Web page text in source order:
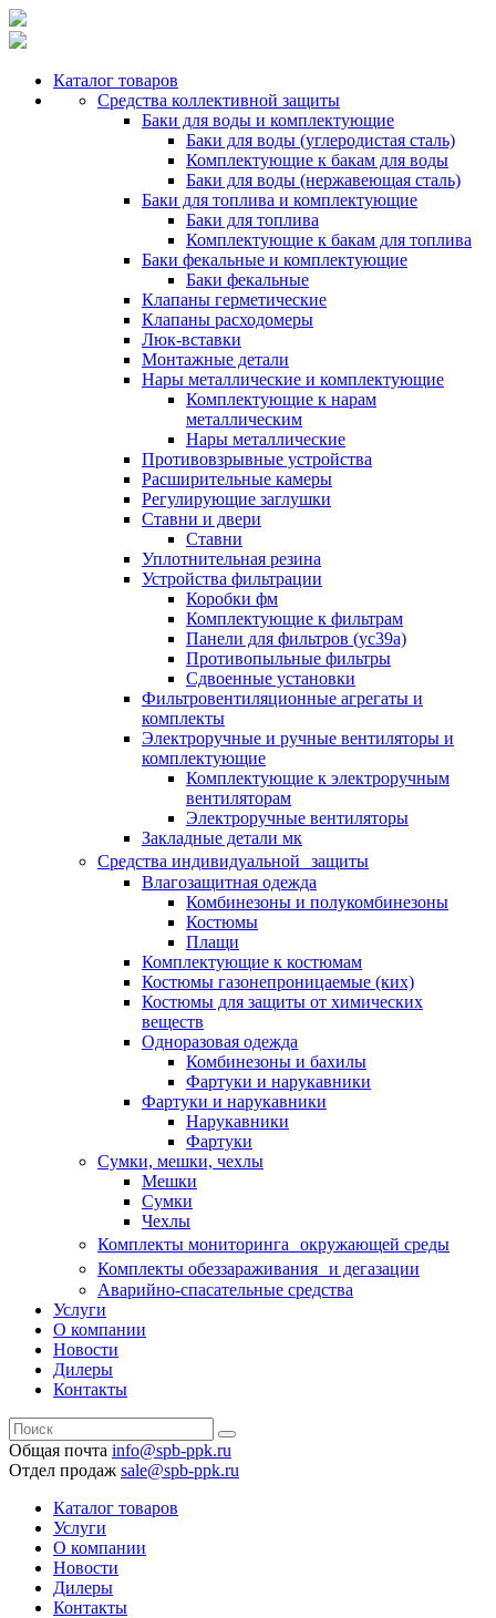
Каталог товаров
Средства коллективной защиты
Баки для воды и комплектующие
Баки для воды (углеродистая сталь)
Комплектующие к бакам для воды
Баки для воды (нержавеющая сталь)
Баки для топлива и комплектующие
Баки для топлива
Комплектующие к бакам для топлива
Баки фекальные и комплектующие
Баки фекальные
Клапаны герметические
Клапаны расходомеры
Люк-вставки
Монтажные детали
Нары металлические и комплектующие
Комплектующие к нарам
металлическим
Нары металлические
Противовзрывные устройства
Расширительные камеры
Регулирующие заглушки
Ставни и двери
Ставни
Уплотнительная резина
Устройства фильтрации
Коробки фм
Комплектующие к фильтрам
Панели для фильтров (ус39а)
Противопыльные фильтры
Сдвоенные установки
Фильтровентиляционные агрегаты и
комплекты
Электроручные и ручные вентиляторы и
комплектующие
Комплектующие к электроручным
вентиляторам
Электроручные вентиляторы
Закладные детали мк
Средства индивидуальной защиты
Влагозащитная одежда
Комбинезоны и полукомбинезоны
Костюмы
Плащи
Комплектующие к костюмам
Костюмы газонепроницаемые (ких)
Костюмы для защиты от химических
веществ
Одноразовая одежда
Комбинезоны и бахилы
Фартуки и нарукавники
Фартуки и нарукавники
Нарукавники
Фартуки
Сумки, мешки, чехлы
Мешки
Сумки
Чехлы
Комплекты мониторинга окружающей среды
Комплекты обеззараживания и дегазации
Аварийно-спасательные средства
Услуги
О компании
Новости
Дилеры
Контакты
Общая почта info@spb-ppk.ru
Отдел продаж sale@spb-ppk.ru
Каталог товаров
Услуги
О компании
Новости
Дилеры
Контакты